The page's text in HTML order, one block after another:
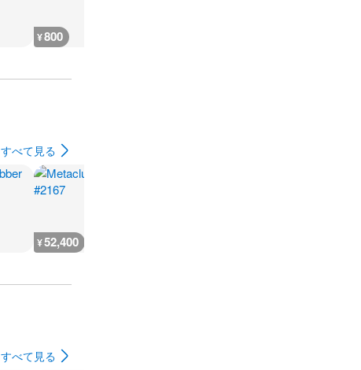
¥800
すべて見る
¥52,400
すべて見る